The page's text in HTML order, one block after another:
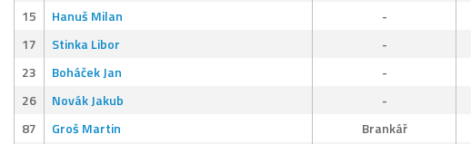
15
Hanuš Milan -
17
Stinka Libor -
23
Boháček Jan -
26
Novák Jakub -
87
Groš Martin Brankář